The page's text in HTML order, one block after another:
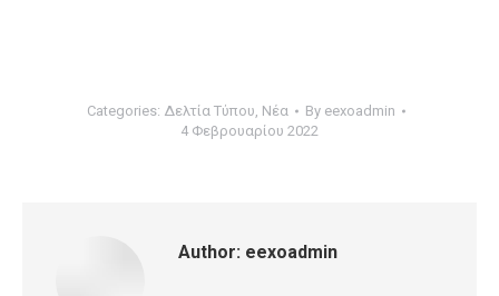
Categories: Δελτία Τύπου, Νέα By eexoadmin
4 Φεβρουαρίου 2022
Author: eexoadmin